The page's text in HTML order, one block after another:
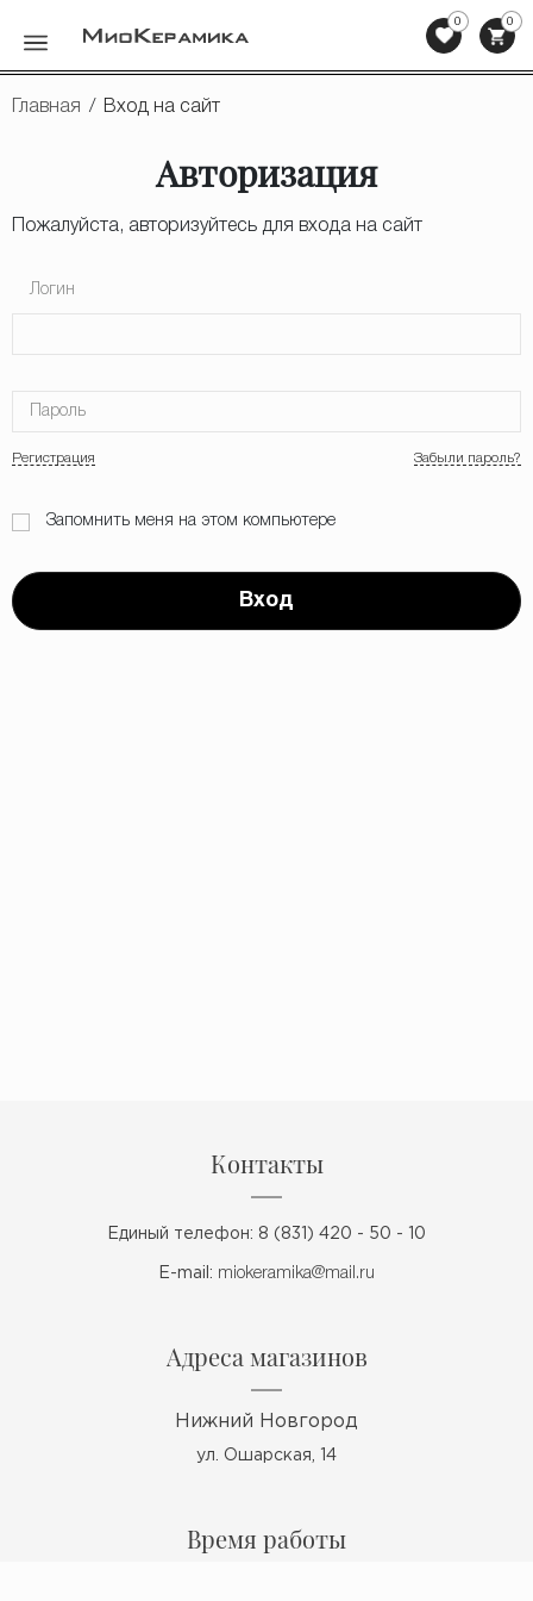
Мебель для ванных комнат
Сантехника
0 0
Главная / Вход на сайт
Авторизация
Пожалуйста, авторизуйтесь для входа на сайт
Логин
Пароль
Регистрация Забыли пароль?
Запомнить меня на этом компьютере
Контакты
Единый телефон: 8 (831) 420 - 50 - 10
E-mail: miokeramika@mail.ru
Адреса магазинов
Нижний Новгород
ул. Ошарская, 14
Время работы